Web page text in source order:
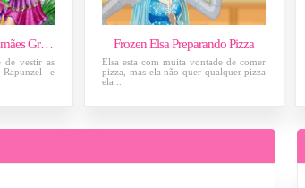
Looks da Moda de Mamães Grávidas
de vestir as
e
Frozen Elsa Preparando Pizza
Elsa esta com muita vontade de comer
pizza, mas ela não quer qualquer pizza
ela ...